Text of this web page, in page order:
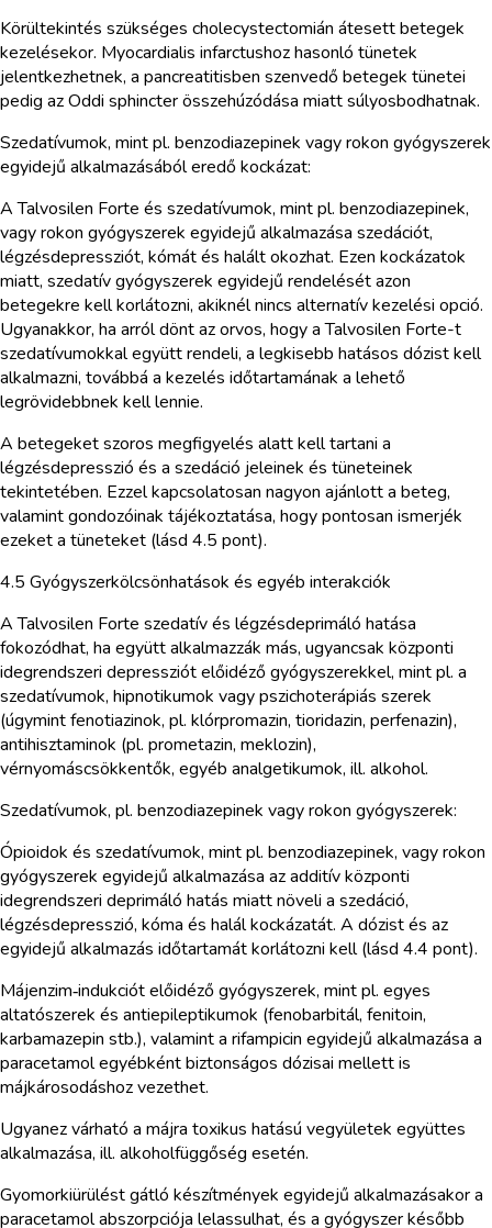
Körültekintés szükséges cholecystectomián átesett betegek
kezelésekor. Myocardialis infarctushoz hasonló tünetek
jelentkezhetnek, a pancreatitisben szenvedő betegek tünetei
pedig az Oddi sphincter összehúzódása miatt súlyosbodhatnak.
Szedatívumok, mint pl. benzodiazepinek vagy rokon gyógyszerek
egyidejű alkalmazásából eredő kockázat:
A Talvosilen Forte és szedatívumok, mint pl. benzodiazepinek,
vagy rokon gyógyszerek egyidejű alkalmazása szedációt,
légzésdepressziót, kómát és halált okozhat. Ezen kockázatok
miatt, szedatív gyógyszerek egyidejű rendelését azon
betegekre kell korlátozni, akiknél nincs alternatív kezelési opció.
Ugyanakkor, ha arról dönt az orvos, hogy a Talvosilen Forte-t
szedatívumokkal együtt rendeli, a legkisebb hatásos dózist kell
alkalmazni, továbbá a kezelés időtartamának a lehető
legrövidebbnek kell lennie.
A betegeket szoros megfigyelés alatt kell tartani a
légzésdepresszió és a szedáció jeleinek és tüneteinek
tekintetében. Ezzel kapcsolatosan nagyon ajánlott a beteg,
valamint gondozóinak tájékoztatása, hogy pontosan ismerjék
ezeket a tüneteket (lásd 4.5 pont).
4.5 Gyógyszerkölcsönhatások és egyéb interakciók
A Talvosilen Forte szedatív és légzésdeprimáló hatása
fokozódhat, ha együtt alkalmazzák más, ugyancsak központi
idegrendszeri depressziót előidéző gyógyszerekkel, mint pl. a
szedatívumok, hipnotikumok vagy pszichoterápiás szerek
(úgymint fenotiazinok, pl. klórpromazin, tioridazin, perfenazin),
antihisztaminok (pl. prometazin, meklozin),
vérnyomáscsökkentők, egyéb analgetikumok, ill. alkohol.
Szedatívumok, pl. benzodiazepinek vagy rokon gyógyszerek:
Ópioidok és szedatívumok, mint pl. benzodiazepinek, vagy rokon
gyógyszerek egyidejű alkalmazása az additív központi
idegrendszeri deprimáló hatás miatt növeli a szedáció,
légzésdepresszió, kóma és halál kockázatát. A dózist és az
egyidejű alkalmazás időtartamát korlátozni kell (lásd 4.4 pont).
Májenzim‑indukciót előidéző gyógyszerek, mint pl. egyes
altatószerek és antiepileptikumok (fenobarbitál, fenitoin,
karbamazepin stb.), valamint a rifampicin egyidejű alkalmazása a
paracetamol egyébként biztonságos dózisai mellett is
májkárosodáshoz vezethet.
Ugyanez várható a májra toxikus hatású vegyületek együttes
alkalmazása, ill. alkoholfüggőség esetén.
Gyomorkiürülést gátló készítmények egyidejű alkalmazásakor a
paracetamol abszorpciója lelassulhat, és a gyógyszer később